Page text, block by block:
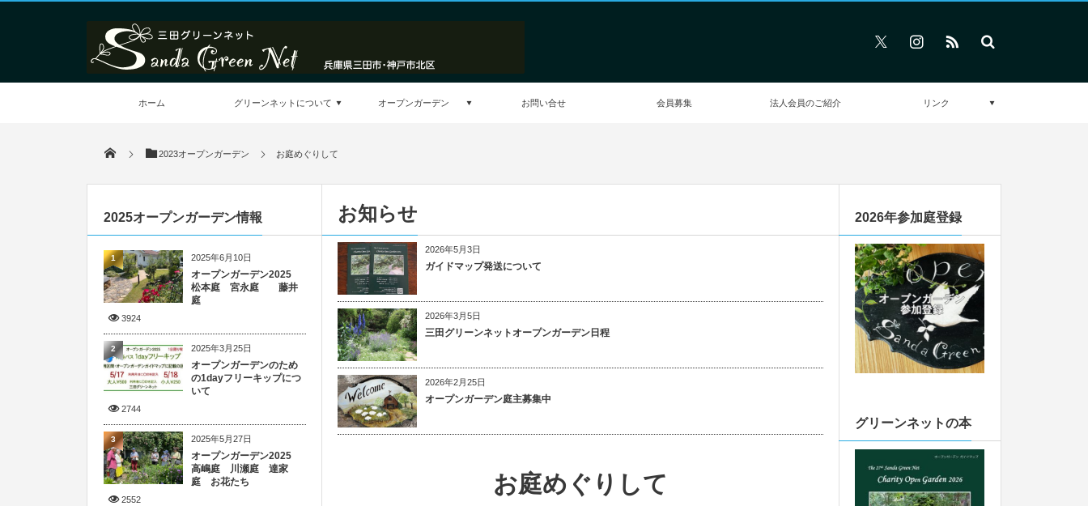
ホーム グリーンネットについて オープンガーデン お問い合せ 会員募集 法人会員のご紹介 リンク
2023オープンガーデン お庭めぐりして
お知らせ
2026年5月3日
ガイドマップ発送について
2026年3月5日
三田グリーンネットオープンガーデン日程
2026年2月25日
オープンガーデン庭主募集中
お庭めぐりして
2025オープンガーデン情報
2025年6月10日
オープンガーデン2025
松本庭 宮永庭 藤井
庭
3924
1
2025年3月25日
オープンガーデンのため
の1dayフリーキップにつ
いて
2744
2
2025年5月27日
オープンガーデン2025
高嶋庭 川瀬庭 達家
庭 お花たち
2552
3
2026年参加庭登録
グリーンネットの本